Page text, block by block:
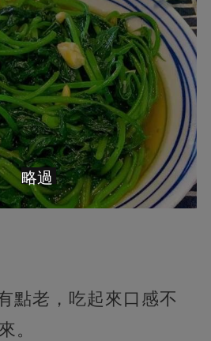
點老，吃起來口感不
。
略過